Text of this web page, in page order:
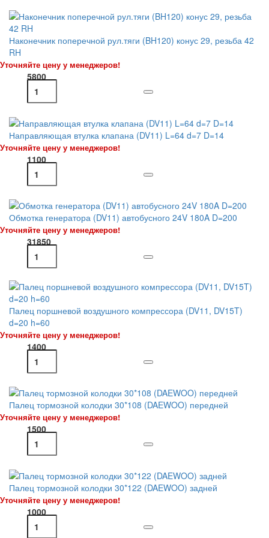
Наконечник поперечной рул.тяги (BH120) конус 29, резьба 42
RH
Уточняйте цену у менеджеров!
5800
Направляющая втулка клапана (DV11) L=64 d=7 D=14
Уточняйте цену у менеджеров!
1100
Обмотка генератора (DV11) автобусного 24V 180A D=200
Уточняйте цену у менеджеров!
31850
Палец поршневой воздушного компрессора (DV11, DV15T)
d=20 h=60
Уточняйте цену у менеджеров!
1400
Палец тормозной колодки 30*108 (DAEWOO) передней
Уточняйте цену у менеджеров!
1500
Палец тормозной колодки 30*122 (DAEWOO) задней
Уточняйте цену у менеджеров!
1000